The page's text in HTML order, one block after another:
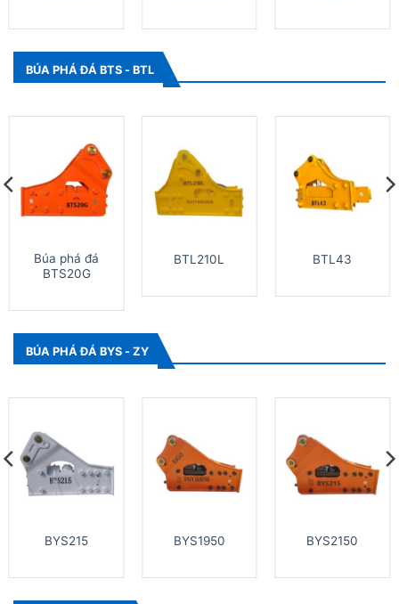
BÚA PHÁ ĐÁ BTS - BTL
Búa phá đá
BTS20G
BTL210L BTL43
BÚA PHÁ ĐÁ BYS - ZY
BYS215 BYS1950 BYS2150